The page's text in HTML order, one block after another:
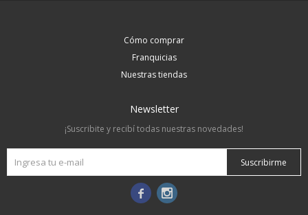
Cómo comprar
Franquicias
Nuestras tiendas
Newsletter
¡Suscribite y recibí todas nuestras novedades!
Suscribirme
 